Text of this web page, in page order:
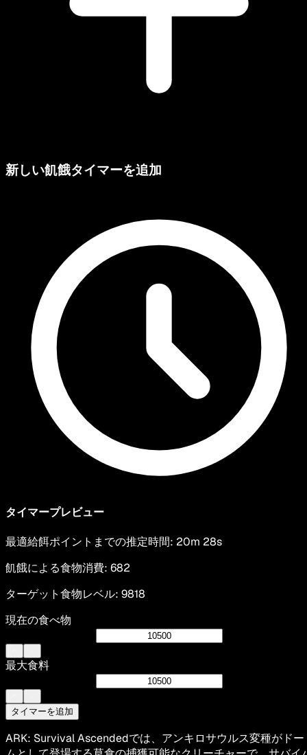
新しい飢餓タイマーを追加
タイマープレビュー
最適給餌ポイントまでの推定時間: 20m 28s
飢餓による食物消費: 682
ターゲット食物レベル: 9818
現在の食べ物
最大食料
タイマーを追加
ARK: Survival Ascendedでは、アンキロサウルス変種がドー